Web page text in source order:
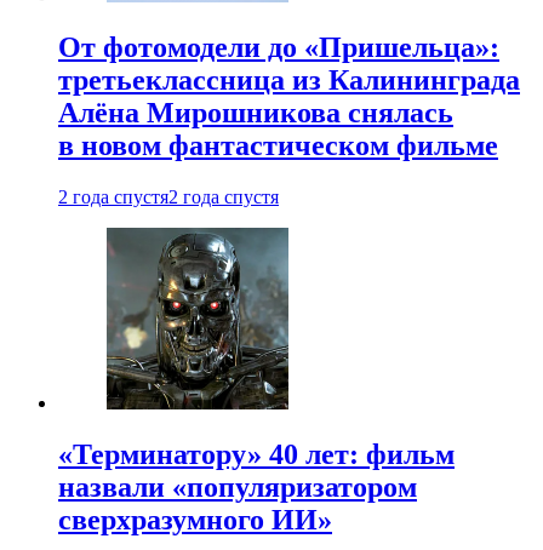
От фотомодели до «Пришельца»:
третьеклассница из Калининграда
Алёна Мирошникова снялась
в новом фантастическом фильме
2 года спустя2 года спустя
«Терминатору» 40 лет: фильм
назвали «популяризатором
сверхразумного ИИ»